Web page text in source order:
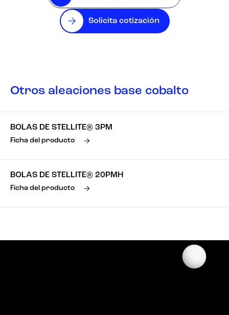
Solicita cotización
Otros aleaciones base cobalto
BOLAS DE STELLITE® 3PM
Ficha del producto
BOLAS DE STELLITE® 20PMH
Ficha del producto